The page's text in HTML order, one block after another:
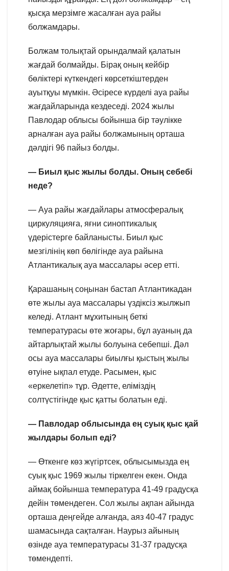
қысқа мерзімге жасалған ауа райы
болжамдары.
Болжам толықтай орындалмай қалатын
жағдай болмайды. Бірақ оның кейбір
бөліктері күткендегі көрсеткіштерден
ауытқуы мүмкін. Әсіресе күрделі ауа райы
жағдайларында кездеседі. 2024 жылы
Павлодар облысы бойынша бір тәулікке
арналған ауа райы болжамының орташа
дәлдігі 96 пайыз болды.
— Биыл қыс жылы болды. Оның себебі
неде?
— Ауа райы жағдайлары атмосфералық
циркуляцияға, яғни синоптикалық
үдерістерге байланысты. Биыл қыс
мезгілінің көп бөлігінде ауа райына
Атлантикалық ауа массалары әсер етті.
Қарашаның соңынан бастап Атлантикадан
өте жылы ауа массалары үздіксіз жылжып
келеді. Атлант мұхитының беткі
температурасы өте жоғары, бұл ауаның да
айтарлықтай жылы болуына себепші. Дәл
осы ауа массалары биылғы қыстың жылы
өтуіне ықпал етуде. Расымен, қыс
«еркелетіп» тұр. Әдетте, еліміздің
солтүстігінде қыс қатты болатын еді.
— Павлодар облысында ең суық қыс қай
жылдары болып еді?
— Өткенге көз жүгіртсек, облысымызда ең
суық қыс 1969 жылы тіркелген екен. Онда
аймақ бойынша температура 41-49 градусқа
дейін төмендеген. Сол жылы ақпан айында
орташа деңгейде алғанда, аяз 40-47 градус
шамасында сақталған. Наурыз айының
өзінде ауа температурасы 31-37 градусқа
төмендепті.